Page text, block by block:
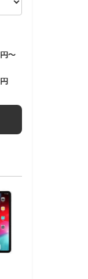
円～
円